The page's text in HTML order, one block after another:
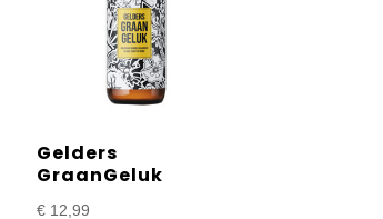
Gelders
GraanGeluk
€12,99